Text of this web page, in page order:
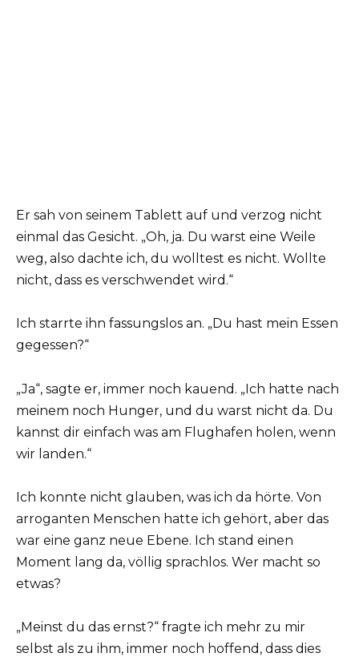
Er sah von seinem Tablett auf und verzog nicht
einmal das Gesicht. „Oh, ja. Du warst eine Weile
weg, also dachte ich, du wolltest es nicht. Wollte
nicht, dass es verschwendet wird.“
Ich starrte ihn fassungslos an. „Du hast mein Essen
gegessen?“
„Ja“, sagte er, immer noch kauend. „Ich hatte nach
meinem noch Hunger, und du warst nicht da. Du
kannst dir einfach was am Flughafen holen, wenn
wir landen.“
Ich konnte nicht glauben, was ich da hörte. Von
arroganten Menschen hatte ich gehört, aber das
war eine ganz neue Ebene. Ich stand einen
Moment lang da, völlig sprachlos. Wer macht so
etwas?
„Meinst du das ernst?“ fragte ich mehr zu mir
selbst als zu ihm, immer noch hoffend, dass dies